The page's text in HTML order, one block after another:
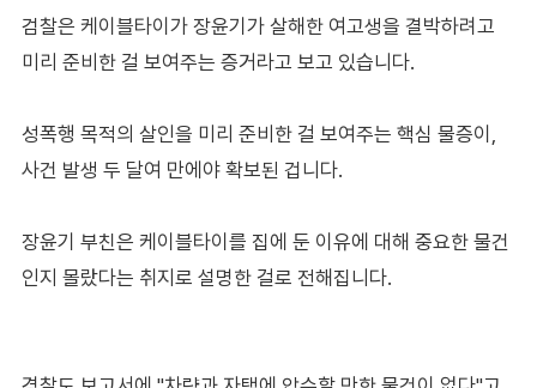
검찰은 케이블타이가 장윤기가 살해한 여고생을 결박하려고
미리 준비한 걸 보여주는 증거라고 보고 있습니다.
성폭행 목적의 살인을 미리 준비한 걸 보여주는 핵심 물증이,
사건 발생 두 달여 만에야 확보된 겁니다.
장윤기 부친은 케이블타이를 집에 둔 이유에 대해 중요한 물건
인지 몰랐다는 취지로 설명한 걸로 전해집니다.